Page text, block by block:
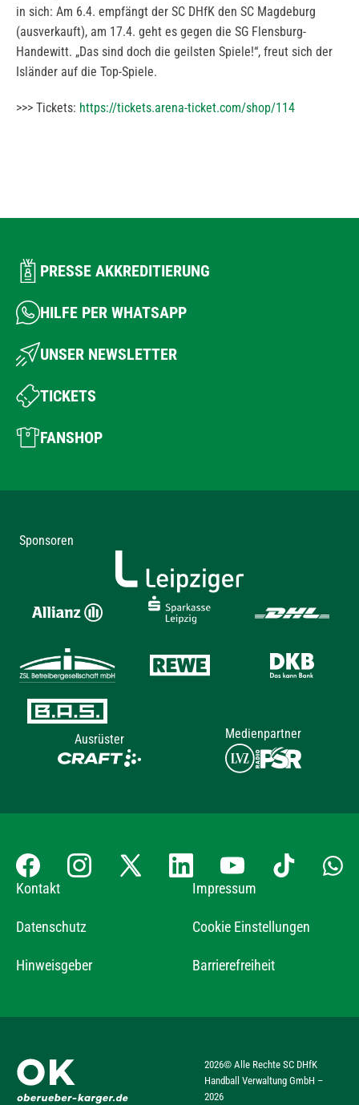
in sich: Am 6.4. empfängt der SC DHfK den SC Magdeburg
(ausverkauft), am 17.4. geht es gegen die SG Flensburg-
Handewitt. „Das sind doch die geilsten Spiele!“, freut sich der
Isländer auf die Top-Spiele.
>>> Tickets: https://tickets.arena-ticket.com/shop/114
PRESSE AKKREDITIERUNG
HILFE PER WHATSAPP
UNSER NEWSLETTER
TICKETS
FANSHOP
Sponsoren
Ausrüster Medienpartner
Kontakt Impressum
Datenschutz Cookie Einstellungen
Hinweisgeber Barrierefreiheit
2026© Alle Rechte SC DHfK
Handball Verwaltung GmbH –
2026